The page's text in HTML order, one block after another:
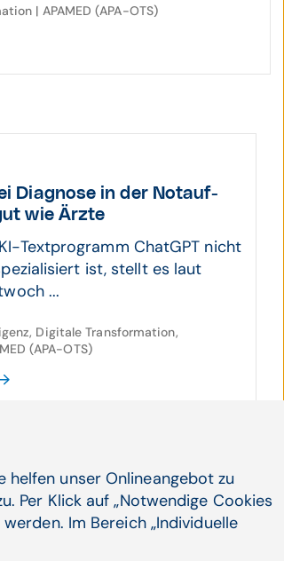
| APAMED (APA-OTS)
Diagnose in der Not­auf­
wie Ärzte
Textprogramm ChatGPT nicht
ist, stellt es laut
...
Digitale Transformation,
(APA-OTS)
Check sorgt für Patienten­
helfen unser Onlineangebot zu
Per Klick auf „Notwendige Cookies
Im Bereich „Individuelle